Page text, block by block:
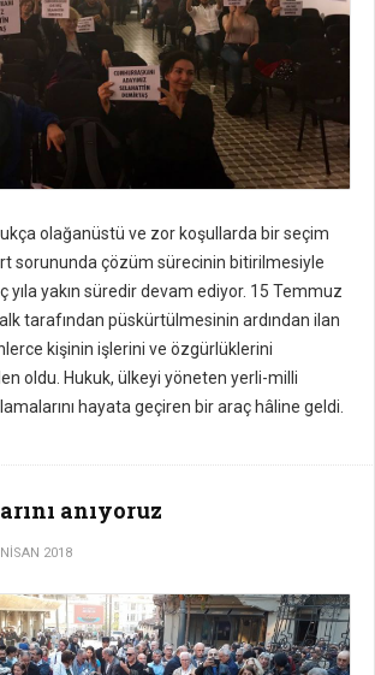
olağanüstü ve zor koşullarda bir seçim
sorununda çözüm sürecinin bitirilmesiyle
yıla yakın süredir devam ediyor. 15 Temmuz
tarafından püskürtülmesinin ardından ilan
kişinin işlerini ve özgürlüklerini
oldu. Hukuk, ülkeyi yöneten yerli-milli
hayata geçiren bir araç hâline geldi.
anıyoruz
2018